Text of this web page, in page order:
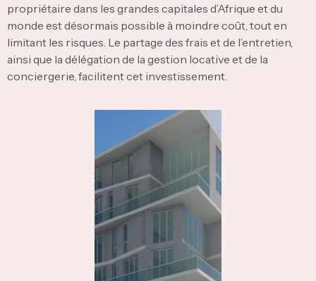
propriétaire dans les grandes capitales d’Afrique et du
monde est désormais possible à moindre coût, tout en
limitant les risques. Le partage des frais et de l’entretien,
ainsi que la délégation de la gestion locative et de la
conciergerie, facilitent cet investissement.